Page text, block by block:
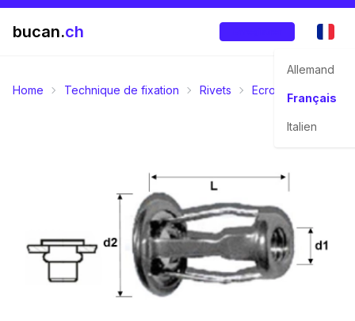
bucan.ch
Allemand
Français
Italien
Home Technique de fixation Rivets Ecrous à river